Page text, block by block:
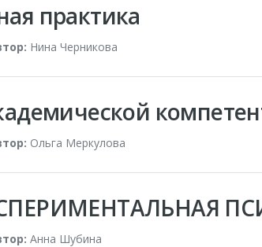
практика
Нина Черникова
Ольга Меркулова
Анна Шубина